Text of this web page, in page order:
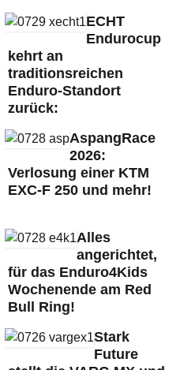
ECHT
Endurocup
kehrt an
traditionsreichen
Enduro-Standort
zurück:
AspangRace
2026:
Verlosung einer KTM
EXC-F 250 und mehr!
Alles
angerichtet,
für das Enduro4Kids
Wochenende am Red
Bull Ring!
Stark
Future